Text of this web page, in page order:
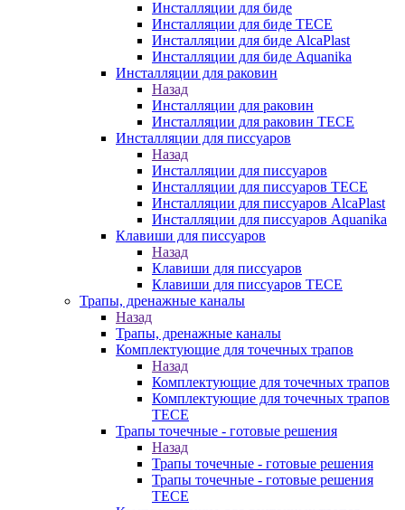
Инсталляции для биде
Инсталляции для биде TECE
Инсталляции для биде AlcaPlast
Инсталляции для биде Aquanika
Инсталляции для раковин
Назад
Инсталляции для раковин
Инсталляции для раковин TECE
Инсталляции для писсуаров
Назад
Инсталляции для писсуаров
Инсталляции для писсуаров TECE
Инсталляции для писсуаров AlcaPlast
Инсталляции для писсуаров Aquanika
Клавиши для писсуаров
Назад
Клавиши для писсуаров
Клавиши для писсуаров TECE
Трапы, дренажные каналы
Назад
Трапы, дренажные каналы
Комплектующие для точечных трапов
Назад
Комплектующие для точечных трапов
Комплектующие для точечных трапов
TECE
Трапы точечные - готовые решения
Назад
Трапы точечные - готовые решения
Трапы точечные - готовые решения
TECE